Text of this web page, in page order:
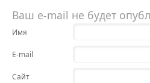
Ваш e-mail не будет
Имя
E-mail
Сайт